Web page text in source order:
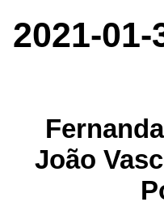
2021-
João